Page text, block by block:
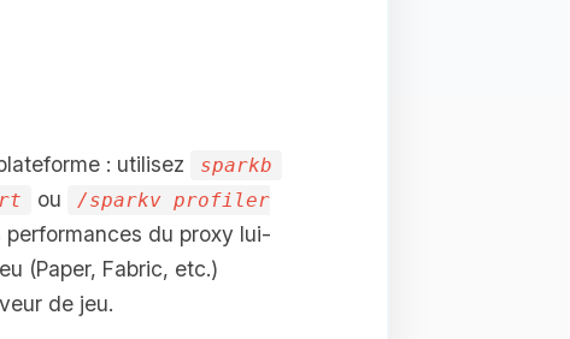
: utilisez sparkb
ou
/sparkv profiler
performances du proxy lui-
(Paper, Fabric, etc.)
de jeu.